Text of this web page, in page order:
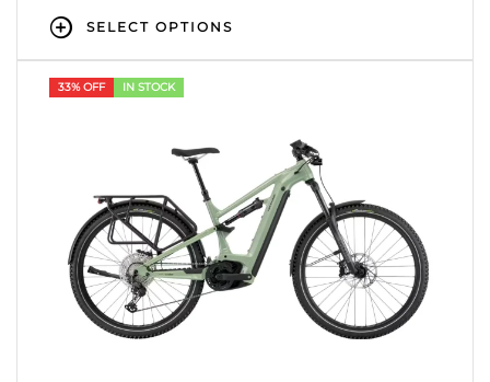
SELECT OPTIONS
33% OFF IN STOCK